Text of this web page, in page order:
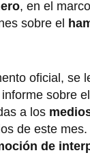
, en el
sobre el
oficial, se
sobre
a los
de este
de